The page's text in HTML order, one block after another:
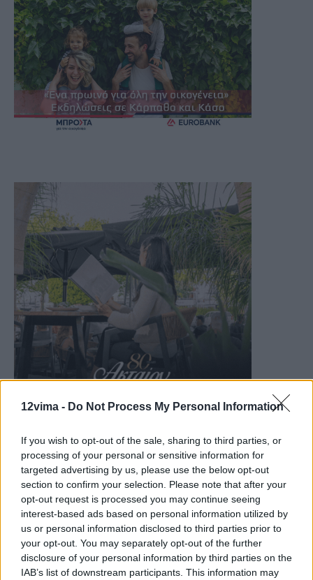
12vima - Do Not Process My Personal Information
If you wish to opt-out of the sale, sharing to third parties, or
processing of your personal or sensitive information for
targeted advertising by us, please use the below opt-out
section to confirm your selection. Please note that after your
opt-out request is processed you may continue seeing
interest-based ads based on personal information utilized by
us or personal information disclosed to third parties prior to
your opt-out. You may separately opt-out of the further
disclosure of your personal information by third parties on the
IAB’s list of downstream participants. This information may